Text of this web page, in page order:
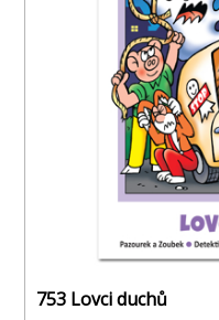
753 Lovci duchů